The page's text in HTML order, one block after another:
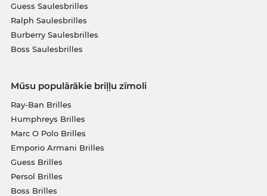
Guess Saulesbrilles
Ralph Saulesbrilles
Burberry Saulesbrilles
Boss Saulesbrilles
Mūsu populārākie briļļu zīmoli
Ray-Ban Brilles
Humphreys Brilles
Marc O Polo Brilles
Emporio Armani Brilles
Guess Brilles
Persol Brilles
Boss Brilles